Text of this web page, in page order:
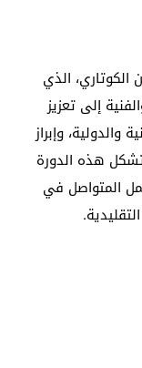
الكوتاري، الذي
إلى تعزيز
وإبراز
تشكل هذه الدورة
المتواصل في